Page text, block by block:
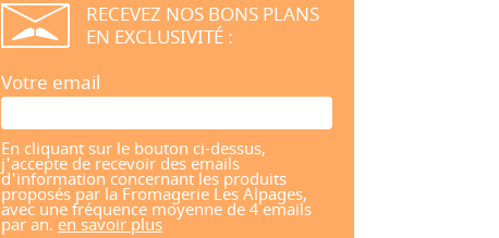
RECEVEZ NOS BONS PLANS
EN EXCLUSIVITÉ :
Votre email
En cliquant sur le bouton ci-dessus,
j'accepte de recevoir des emails
d'information concernant les produits
proposés par la Fromagerie Les Alpages,
avec une fréquence moyenne de 4 emails
par an. en savoir plus